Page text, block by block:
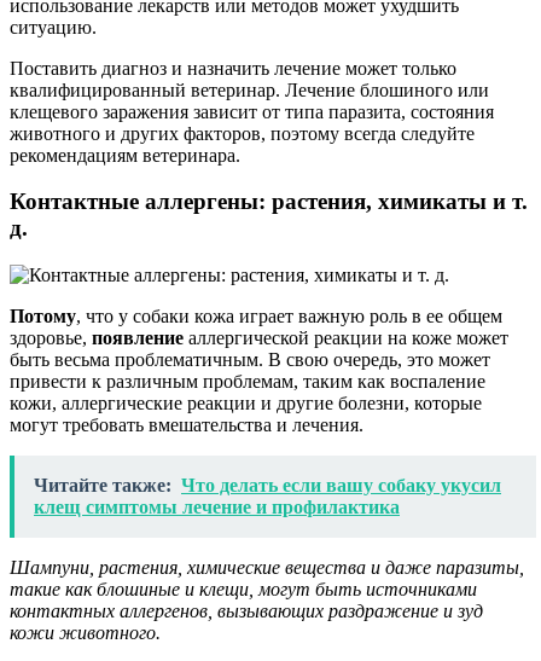
использование лекарств или методов может ухудшить
ситуацию.
Поставить диагноз и назначить лечение может только
квалифицированный ветеринар. Лечение блошиного или
клещевого заражения зависит от типа паразита, состояния
животного и других факторов, поэтому всегда следуйте
рекомендациям ветеринара.
Контактные аллергены: растения, химикаты и т.
д.
Потому, что у собаки кожа играет важную роль в ее общем
здоровье, появление аллергической реакции на коже может
быть весьма проблематичным. В свою очередь, это может
привести к различным проблемам, таким как воспаление
кожи, аллергические реакции и другие болезни, которые
могут требовать вмешательства и лечения.
Читайте также: Что делать если вашу собаку укусил
клещ симптомы лечение и профилактика
Шампуни, растения, химические вещества и даже паразиты,
такие как блошиные и клещи, могут быть источниками
контактных аллергенов, вызывающих раздражение и зуд
кожи животного.